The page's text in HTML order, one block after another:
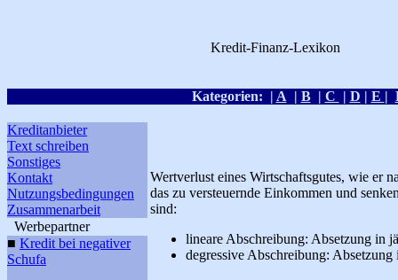
Kredit-Finanz-Lexikon
Kategorien: | A | B| C | D | E |
Kreditanbieter
Text schreiben
Sonstiges
Kontakt
Nutzungsbedingungen
Zusammenarbeit
Werbepartner
■ Kredit bei negativer
Schufa
Wertverlust eines Wirtschaftsgutes, wie er
das zu versteuernde Einkommen und
sind:
lineare Abschreibung: Absetzung in
degressive Abschreibung: